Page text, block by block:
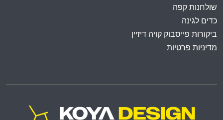
שולחנות קפה
כדים לגינה
ביקורות פייסבוק קויה דיזיין
מדיניות פרטיות